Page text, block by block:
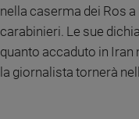
Nonni
Coppia
Scuola
giovani
nella caserma dei Ros
carabinieri. Le sue
quanto accaduto in
la giornalista tornerà